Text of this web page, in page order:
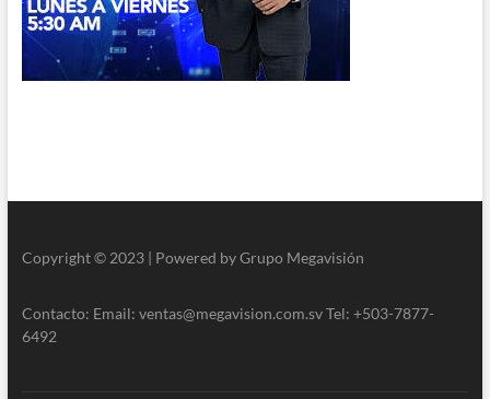
Copyright © 2023 | Powered by Grupo Megavisión
Contacto: Email: ventas@megavision.com.sv Tel: +503-7877-
6492